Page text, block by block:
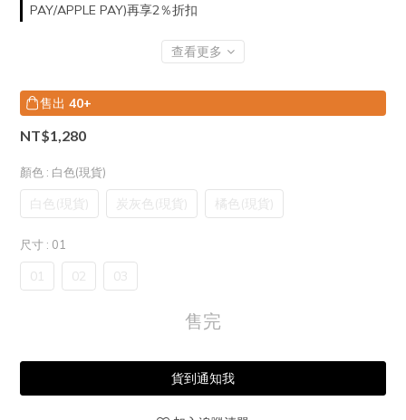
PAY/APPLE PAY)再享2％折扣
查看更多
售出 40+
NT$1,280
顏色 : 白色(現貨)
白色(現貨) 炭灰色(現貨) 橘色(現貨)
尺寸 : 01
01 02 03
售完
貨到通知我